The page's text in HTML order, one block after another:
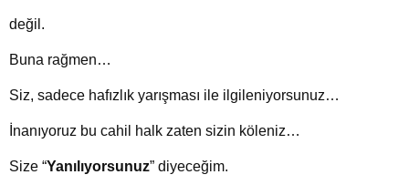
değil.
Buna rağmen…
Siz, sadece hafızlık yarışması ile ilgileniyorsunuz…
İnanıyoruz bu cahil halk zaten sizin köleniz…
Size “Yanılıyorsunuz” diyeceğim.